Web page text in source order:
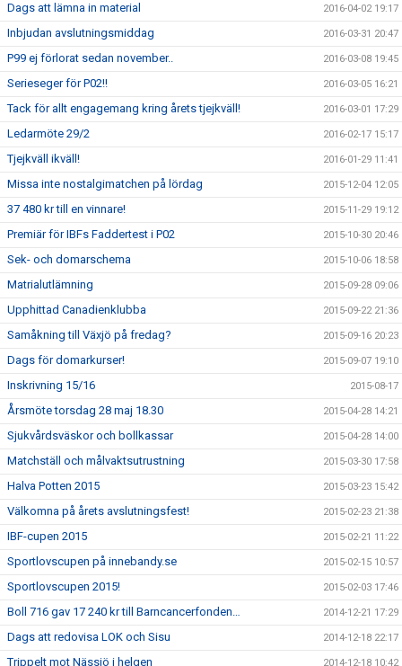
Dags att lämna in material 2016-04-02 19:17
Inbjudan avslutningsmiddag 2016-03-31 20:47
P99 ej förlorat sedan november.. 2016-03-08 19:45
Serieseger för P02!! 2016-03-05 16:21
Tack för allt engagemang kring årets tjejkväll! 2016-03-01 17:29
Ledarmöte 29/2 2016-02-17 15:17
Tjejkväll ikväll! 2016-01-29 11:41
Missa inte nostalgimatchen på lördag 2015-12-04 12:05
37 480 kr till en vinnare! 2015-11-29 19:12
Premiär för IBFs Faddertest i P02 2015-10-30 20:46
Sek- och domarschema 2015-10-06 18:58
Matrialutlämning 2015-09-28 09:06
Upphittad Canadienklubba 2015-09-22 21:36
Samåkning till Växjö på fredag? 2015-09-16 20:23
Dags för domarkurser! 2015-09-07 19:10
Inskrivning 15/16 2015-08-17
Årsmöte torsdag 28 maj 18.30 2015-04-28 14:21
Sjukvårdsväskor och bollkassar 2015-04-28 14:00
Matchställ och målvaktsutrustning 2015-03-30 17:58
Halva Potten 2015 2015-03-23 15:42
Välkomna på årets avslutningsfest! 2015-02-23 21:38
IBF-cupen 2015 2015-02-21 11:22
Sportlovscupen på innebandy.se 2015-02-15 10:57
Sportlovscupen 2015! 2015-02-03 17:46
Boll 716 gav 17 240 kr till Barncancerfonden… 2014-12-21 17:29
Dags att redovisa LOK och Sisu 2014-12-18 22:17
Trippelt mot Nässjö i helgen 2014-12-18 10:42